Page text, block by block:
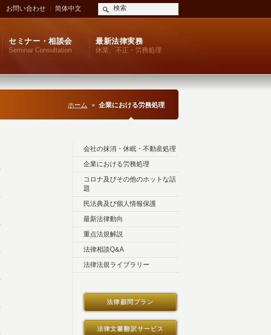
お問い合わせ 简体中文
セミナー・相談会
Seminar Consultation
最新法律実務
休業、不正・労務処理
ホーム 企業における労務処理
会社の抹消・休眠・不動産処理
企業における労務処理
コロナ及びその他のホットな話
題
民法典及び個人情報保護
最新法律動向
重点法規解説
法律相談Q&A
法律法規ライブラリー
法律顧問プラン
法律文書翻訳サービス